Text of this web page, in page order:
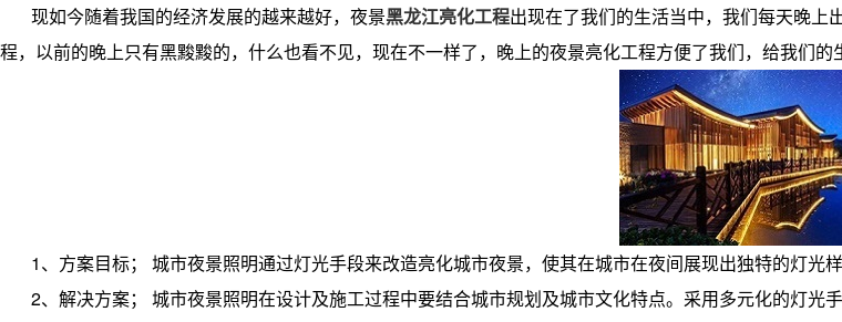
现如今随着我国的经济发展的越来越好，夜景黑龙江亮化工程出现在了我们的生活当中，我们每天晚上
程，以前的晚上只有黑黢黢的，什么也看不见，现在不一样了，晚上的夜景亮化工程方便了我们，给我们的
1、方案目标； 城市夜景照明通过灯光手段来改造亮化城市夜景，使其在城市在夜间展现出独特的灯光
2、解决方案； 城市夜景照明在设计及施工过程中要结合城市规划及城市文化特点。采用多元化的灯